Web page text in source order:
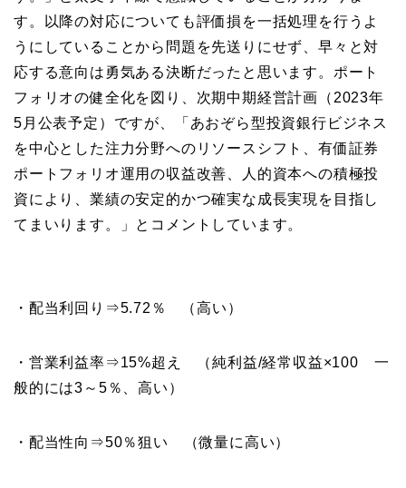
す。以降の対応についても評価損を一括処理を行うよ
うにしていることから問題を先送りにせず、早々と対
応する意向は勇気ある決断だったと思います。ポート
フォリオの健全化を図り、次期中期経営計画（2023年
5月公表予定）ですが、「あおぞら型投資銀行ビジネス
を中心とした注力分野へのリソースシフト、有価証券
ポートフォリオ運用の収益改善、人的資本への積極投
資により、業績の安定的かつ確実な成長実現を目指し
てまいります。」とコメントしています。
・配当利回り⇒5.72％ （高い）
・営業利益率⇒15%超え （純利益/経常収益×100 一
般的には3～5％、高い）
・配当性向⇒50％狙い （微量に高い）